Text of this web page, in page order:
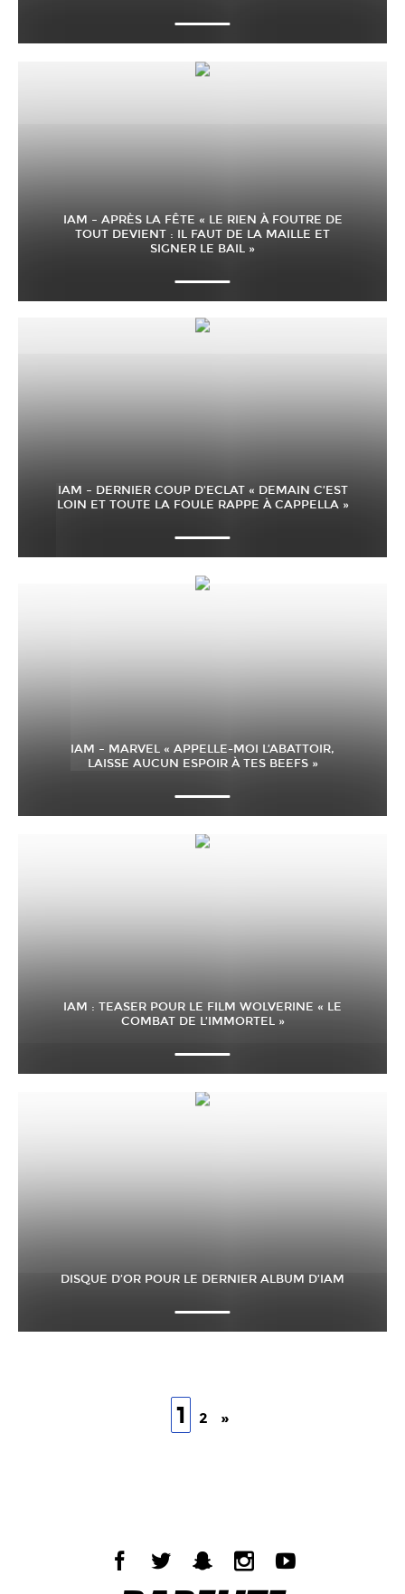
IAM – APRÈS LA FÊTE « LE RIEN À FOUTRE DE
TOUT DEVIENT : IL FAUT DE LA MAILLE ET
SIGNER LE BAIL »
IAM – DERNIER COUP D’ECLAT « DEMAIN C’EST
LOIN ET TOUTE LA FOULE RAPPE À CAPPELLA »
IAM – MARVEL « APPELLE-MOI L’ABATTOIR,
LAISSE AUCUN ESPOIR À TES BEEFS »
IAM : TEASER POUR LE FILM WOLVERINE « LE
COMBAT DE L’IMMORTEL »
DISQUE D’OR POUR LE DERNIER ALBUM D’IAM
1 2 »